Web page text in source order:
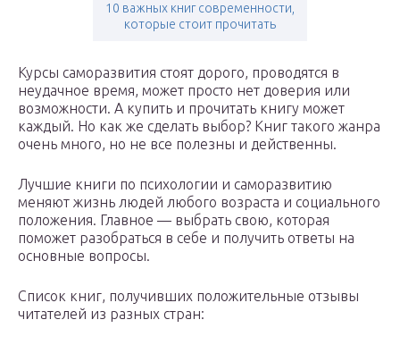
10 важных книг современности,
которые стоит прочитать
Курсы саморазвития стоят дорого, проводятся в
неудачное время, может просто нет доверия или
возможности. А купить и прочитать книгу может
каждый. Но как же сделать выбор? Книг такого жанра
очень много, но не все полезны и действенны.
Лучшие книги по психологии и саморазвитию
меняют жизнь людей любого возраста и социального
положения. Главное — выбрать свою, которая
поможет разобраться в себе и получить ответы на
основные вопросы.
Список книг, получивших положительные отзывы
читателей из разных стран: